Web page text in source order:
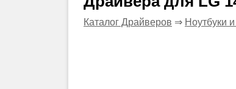
Каталог Драйверов ⇒ Ноутбуки